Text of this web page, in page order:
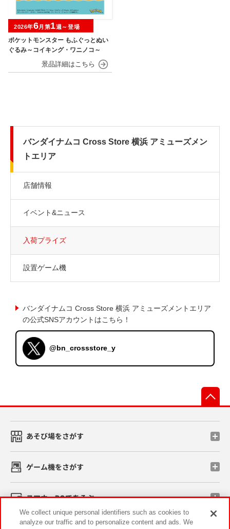
ポケットモンスター もふぐっとぬい
ぐるみ～コイキング・ワニノコ～
2026年6月第1週～登場
バンダイナムコ Cross Store 横浜 アミューズメン
トエリア
店舗情報
イベント&ニュース
入荷プライズ
設置ゲーム機
バンダイナムコ Cross Store 横浜 アミューズメントエリア
の公式SNSアカウントはこちら！
@bn_crossstore_y
あそび場をさがす
ゲーム機をさがす
スマホ・PCであそぶ
We collect unique personal identifiers such as cookies to
analyze our traffic and to personalize content and ads. We